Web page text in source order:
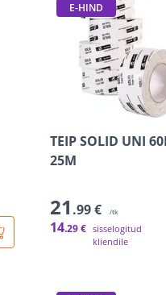
E-HIND
TEIP SOLID UNI
25M
21 .99 € /tk
14.29 € sisselogitud
kliendile